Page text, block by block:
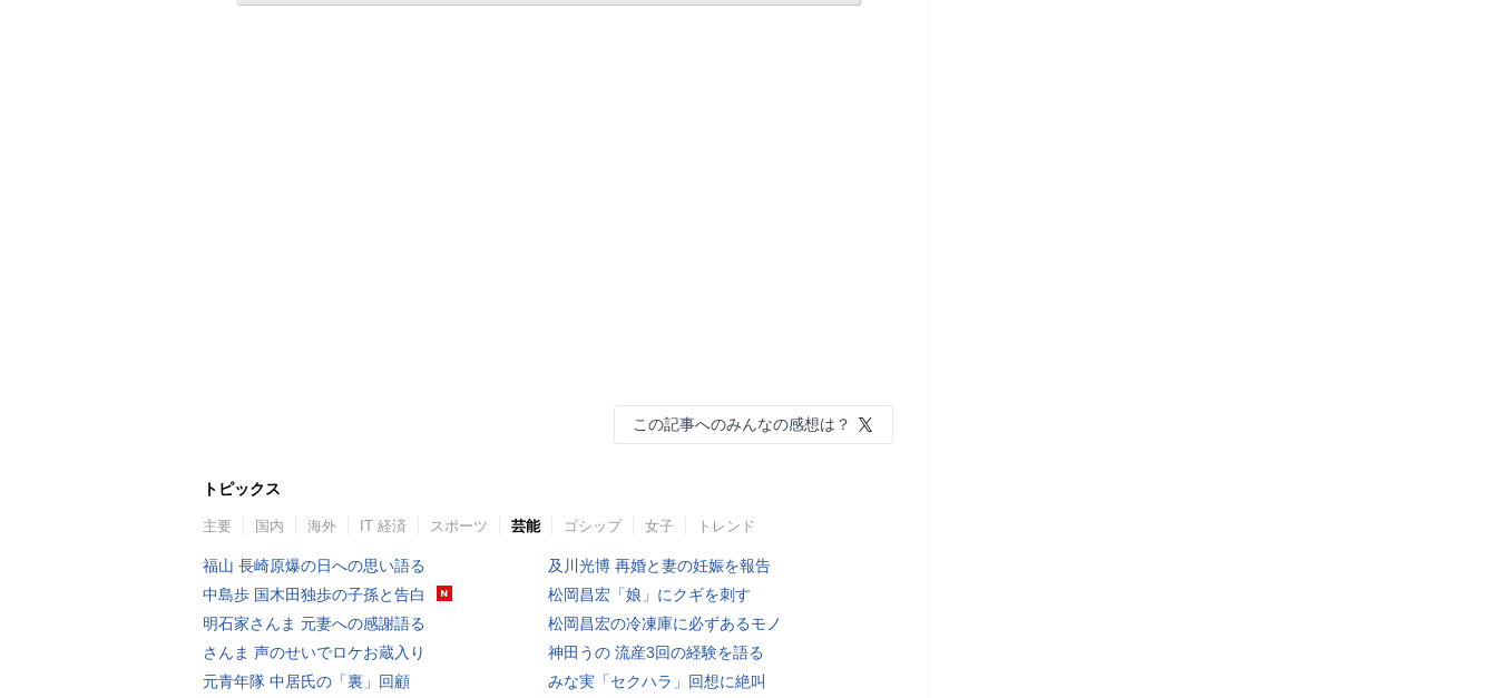
この記事へのみんなの感想は？
トピックス
主要 国内 海外 IT 経済 スポーツ 芸能 ゴシップ 女子 トレンド
福山 長崎原爆の日への思い語る
中島歩 国木田独歩の子孫と告白
明石家さんま 元妻への感謝語る
さんま 声のせいでロケお蔵入り
元青年隊 中居氏の「裏」回顧
及川光博 再婚と妻の妊娠を報告
松岡昌宏「娘」にクギを刺す
松岡昌宏の冷凍庫に必ずあるモノ
神田うの 流産3回の経験を語る
みな実「セクハラ」回想に絶叫